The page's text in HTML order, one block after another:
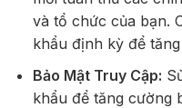
và tổ chức của bạn.
khẩu định kỳ để
Bảo Mật Truy Cập:
khẩu để tăng cường